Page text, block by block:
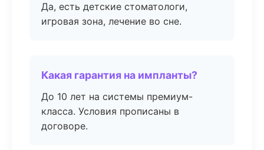
Да, есть детские стоматологи,
игровая зона, лечение во сне.
Какая гарантия на импланты?
До 10 лет на системы премиум-
класса. Условия прописаны в
договоре.